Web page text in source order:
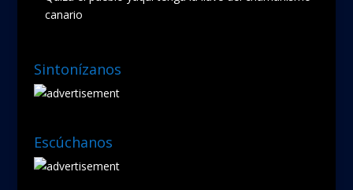
canario
Sintonízanos
Escúchanos